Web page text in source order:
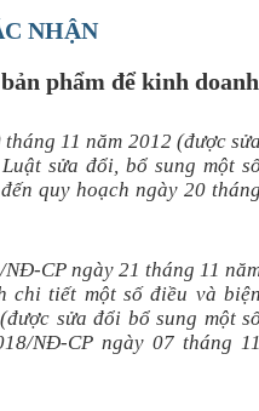
NHẬN
phẩm để kinh doanh
11 năm 2012 (được
Luật sửa đổi, bổ sung một
quy hoạch ngày 20
NĐ-CP ngày 21 tháng 11
chi tiết một số điều và
(được sửa đổi bổ sung một
NĐ-CP ngày 07 tháng